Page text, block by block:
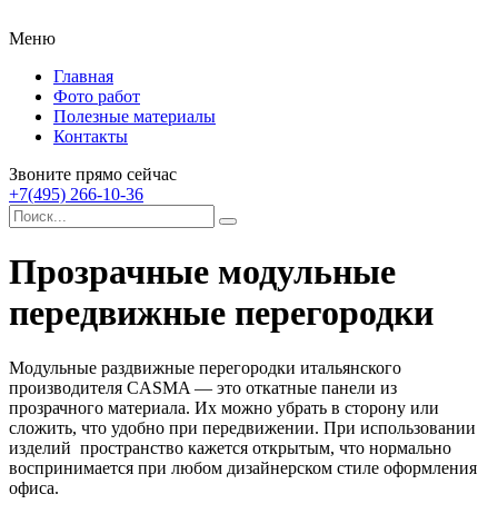
Меню
Главная
Фото работ
Полезные материалы
Контакты
Звоните прямо сейчас
+7(495) 266-10-36
Прозрачные модульные
передвижные перегородки
Модульные раздвижные перегородки итальянского
производителя CASMA — это откатные панели из
прозрачного материала. Их можно убрать в сторону или
сложить, что удобно при передвижении. При использовании
изделий пространство кажется открытым, что нормально
воспринимается при любом дизайнерском стиле оформления
офиса.